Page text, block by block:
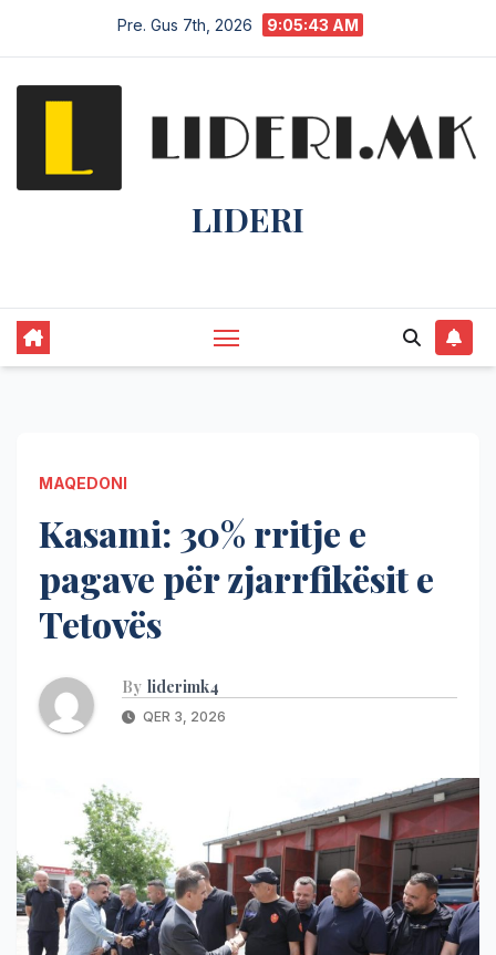
Pre. Gus 7th, 2026 9:05:44 AM
LIDERI
MAQEDONI
Kasami: 30% rritje e
pagave për zjarrfikësit e
Tetovës
By liderimk4
QER 3, 2026